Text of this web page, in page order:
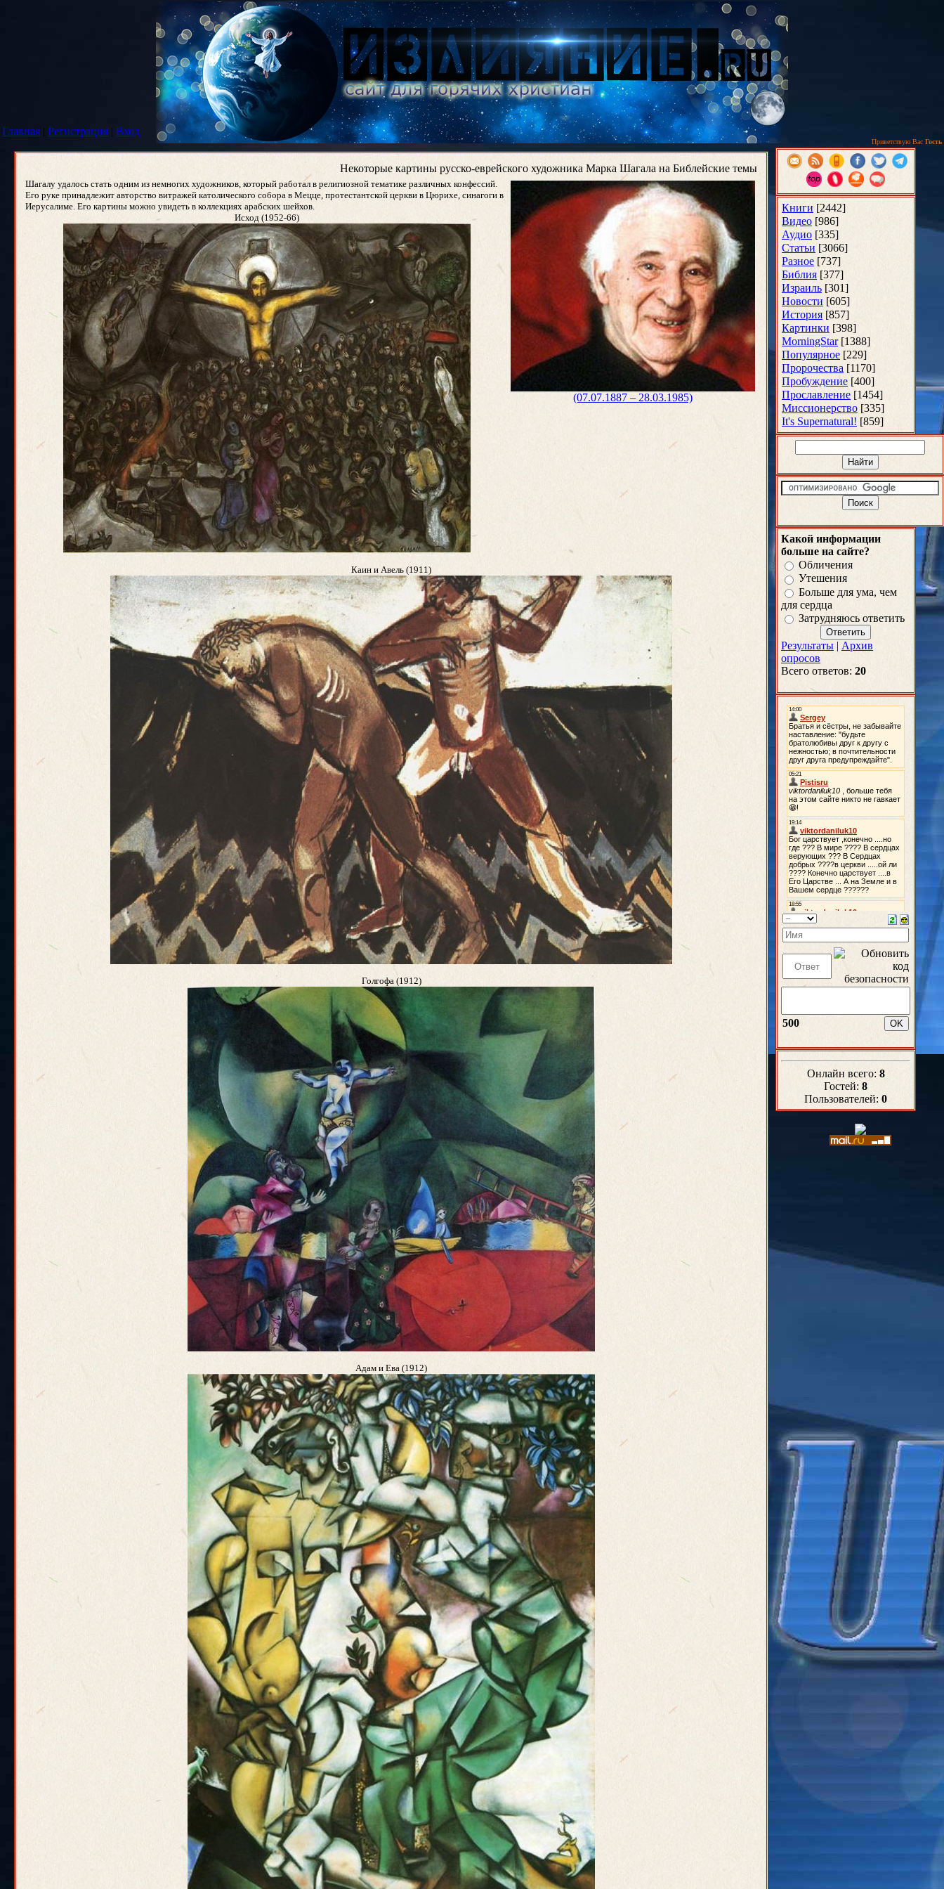
Главная | Регистрация | Вход
Приветствую Вас Гость
Некоторые картины русско-еврейского художника Марка Шагала на Библейские темы
(07.07.1887 – 28.03.1985)
Шагалу удалось стать одним из немногих художников, который работал в религиозной тематике различных конфессий.
Его руке принадлежит авторство витражей католического собора в Мецце, протестантской церкви в Цюрихе, синагоги в
Иерусалиме. Его картины можно увидеть в коллекциях арабских шейхов.
Исход (1952-66)
Каин и Авель (1911)
Голгофа (1912)
Адам и Ева (1912)
Книги [2442]
Видео [986]
Аудио [335]
Статьи [3066]
Разное [737]
Библия [377]
Израиль [301]
Новости [605]
История [857]
Картинки [398]
MorningStar [1388]
Популярное [229]
Пророчества [1170]
Пробуждение [400]
Прославление [1454]
Миссионерство [335]
It's Supernatural! [859]
Какой информации
больше на сайте?
Обличения
Утешения
Больше для ума, чем
для сердца
Затрудняюсь ответить
Результаты | Архив
опросов
Всего ответов: 20
500
Онлайн всего: 8
Гостей: 8
Пользователей: 0